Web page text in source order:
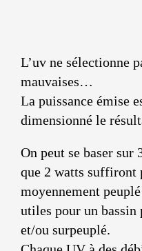
L’uv ne sélectionne
mauvaises…
La puissance émise
dimensionné le
On peut se baser sur
que 2 watts suffiront
moyennement
utiles pour un bassin
et/ou surpeuplé.